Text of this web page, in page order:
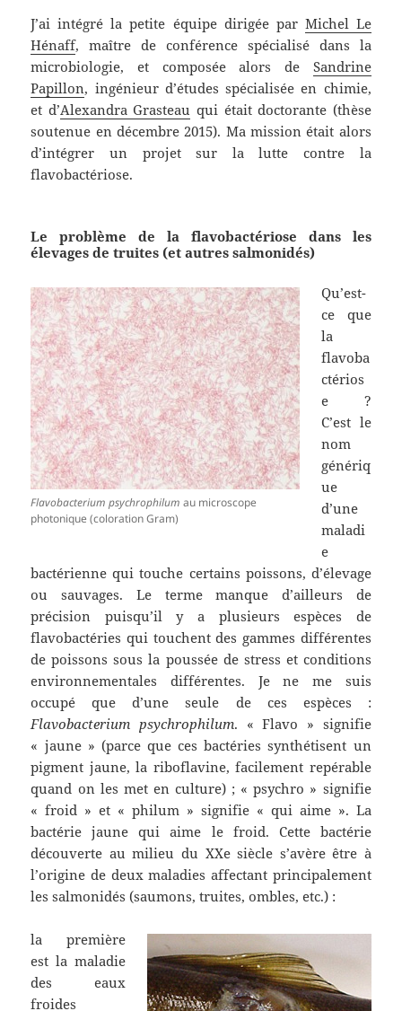
J’ai intégré la petite équipe dirigée par Michel Le
Hénaff, maître de conférence spécialisé dans la
microbiologie, et composée alors de Sandrine
Papillon, ingénieur d’études spécialisée en chimie,
et d’Alexandra Grasteau qui était doctorante (thèse
soutenue en décembre 2015). Ma mission était alors
d’intégrer un projet sur la lutte contre la
flavobactériose.
Le problème de la flavobactériose dans les
élevages de truites (et autres salmonidés)
Flavobacterium psychrophilum au microscope
photonique (coloration Gram)
Qu’est-
ce que
la
flavoba
ctérios
e ?
C’est le
nom
génériq
ue
d’une
maladi
e
bactérienne qui touche certains poissons, d’élevage
ou sauvages. Le terme manque d’ailleurs de
précision puisqu’il y a plusieurs espèces de
flavobactéries qui touchent des gammes différentes
de poissons sous la poussée de stress et conditions
environnementales différentes. Je ne me suis
occupé que d’une seule de ces espèces :
Flavobacterium psychrophilum. « Flavo » signifie
« jaune » (parce que ces bactéries synthétisent un
pigment jaune, la riboflavine, facilement repérable
quand on les met en culture) ; « psychro » signifie
« froid » et « philum » signifie « qui aime ». La
bactérie jaune qui aime le froid. Cette bactérie
découverte au milieu du XXe siècle s’avère être à
l’origine de deux maladies affectant principalement
les salmonidés (saumons, truites, ombles, etc.) :
la première
est la maladie
des eaux
froides